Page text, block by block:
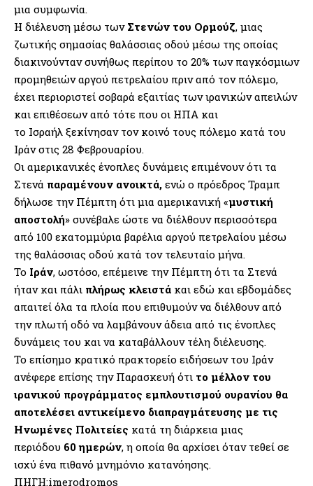
μια συμφωνία.
Η διέλευση μέσω τωνΣτενών του Ορμούζ, μιας
ζωτικής σημασίας θαλάσσιας οδού μέσω της οποίας
διακινούνταν συνήθως περίπου το 20% των παγκόσμιων
προμηθειών αργού πετρελαίου πριν από τον πόλεμο,
έχει περιοριστεί σοβαρά εξαιτίας των ιρανικών απειλών
και επιθέσεων από τότε που οι ΗΠΑ και
το Ισραήλ ξεκίνησαν τον κοινό τους πόλεμο κατά του
Ιράν στις 28 Φεβρουαρίου.
Οι αμερικανικές ένοπλες δυνάμεις επιμένουν ότι τα
Στενά παραμένουν ανοικτά, ενώ ο πρόεδρος Τραμπ
δήλωσε την Πέμπτη ότι μια αμερικανική «μυστική
αποστολή» συνέβαλε ώστε να διέλθουν περισσότερα
από 100 εκατομμύρια βαρέλια αργού πετρελαίου μέσω
της θαλάσσιας οδού κατά τον τελευταίο μήνα.
Το Ιράν, ωστόσο, επέμεινε την Πέμπτη ότι τα Στενά
ήταν και πάλι πλήρως κλειστά και εδώ και εβδομάδες
απαιτεί όλα τα πλοία που επιθυμούν να διέλθουν από
την πλωτή οδό να λαμβάνουν άδεια από τις ένοπλες
δυνάμεις του και να καταβάλλουν τέλη διέλευσης.
Το επίσημο κρατικό πρακτορείο ειδήσεων του Ιράν
ανέφερε επίσης την Παρασκευή ότι το μέλλον του
ιρανικού προγράμματος εμπλουτισμού ουρανίου θα
αποτελέσει αντικείμενο διαπραγμάτευσης με τις
Ηνωμένες Πολιτείες κατά τη διάρκεια μιας
περιόδου 60 ημερών, η οποία θα αρχίσει όταν τεθεί σε
ισχύ ένα πιθανό μνημόνιο κατανόησης.
ΠΗΓΗ:imerodromos